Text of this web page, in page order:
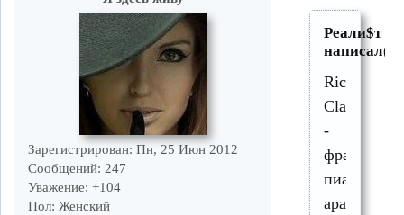
Зарегистрирован: Пн, 25 Июн 2012
Сообщений: 247
Уважение: +104
Пол: Женский
Реали$т
Richard
Clayderman
-
пианист,